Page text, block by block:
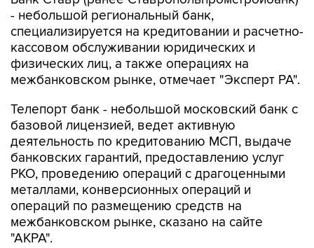
- небольшой региональный банк,
специализируется на кредитовании и расчетно-
кассовом обслуживании юридических и
физических лиц, а также операциях на
межбанковском рынке, отмечает "Эксперт РА".
Телепорт банк - небольшой московский банк с
базовой лицензией, ведет активную
деятельность по кредитованию МСП, выдаче
банковских гарантий, предоставлению услуг
РКО, проведению операций с драгоценными
металлами, конверсионных операций и
операций по размещению средств на
межбанковском рынке, сказано на сайте
"АКРА".